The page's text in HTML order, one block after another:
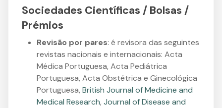
Sociedades Científicas / Bolsas /
Prémios
Revisão por pares: é revisora das seguintes
revistas nacionais e internacionais: Acta
Médica Portuguesa, Acta Pediátrica
Portuguesa, Acta Obstétrica e Ginecológica
Portuguesa, British Journal of Medicine and
Medical Research, Journal of Disease and